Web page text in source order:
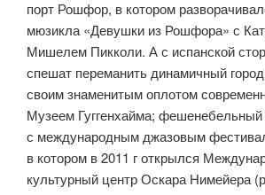
порт Рошфор, в котором
мюзикла «Девушки из Рошфора» с
Мишелем Пикколи. А с испанской
спешат переманить динамичный
своим знаменитым оплотом
Музеем Гуггенхайма;
с международным джазовым
в котором в 2011 г открылся
культурный центр Оскара Нимейера